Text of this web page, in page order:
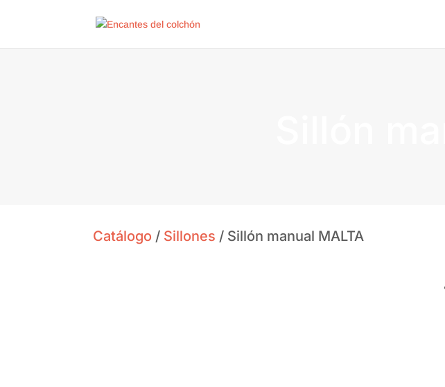
Catálogo / Sillones / Sillón manual MALTA